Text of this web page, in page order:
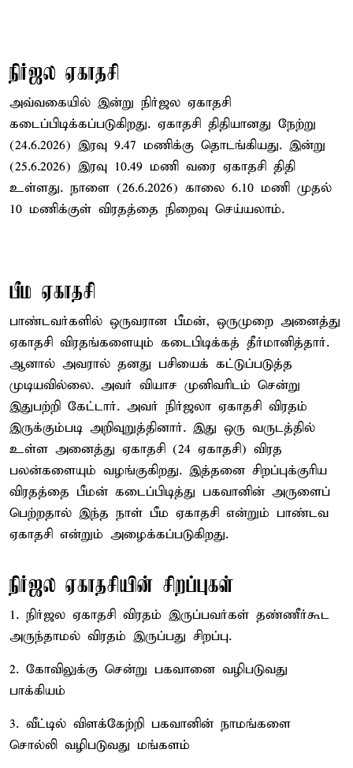
நிர்ஜல ஏகாதசி
அவ்வகையில் இன்று நிர்ஜல ஏகாதசி
கடைப்பிடிக்கப்படுகிறது. ஏகாதசி திதியானது நேற்று
(24.6.2026) இரவு 9.47 மணிக்கு தொடங்கியது. இன்று
(25.6.2026) இரவு 10.49 மணி வரை ஏகாதசி திதி
உள்ளது. நாளை (26.6.2026) காலை 6.10 மணி முதல்
10 மணிக்குள் விரதத்தை நிறைவு செய்யலாம்.
பீம ஏகாதசி
பாண்டவர்களில் ஒருவரான பீமன், ஒருமுறை அனைத்து
ஏகாதசி விரதங்களையும் கடைபிடிக்கத் தீர்மானித்தார்.
ஆனால் அவரால் தனது பசியைக் கட்டுப்படுத்த
முடியவில்லை. அவர் வியாச முனிவரிடம் சென்று
இதுபற்றி கேட்டார். அவர் நிர்ஜலா ஏகாதசி விரதம்
இருக்கும்படி அறிவுறுத்தினார். இது ஒரு வருடத்தில்
உள்ள அனைத்து ஏகாதசி (24 ஏகாதசி) விரத
பலன்களையும் வழங்குகிறது. இத்தனை சிறப்புக்குரிய
விரதத்தை பீமன் கடைப்பிடித்து பகவானின் அருளைப்
பெற்றதால் இந்த நாள் பீம ஏகாதசி என்றும் பாண்டவ
ஏகாதசி என்றும் அழைக்கப்படுகிறது.
நிர்ஜல ஏகாதசியின் சிறப்புகள்
1. நிர்ஜல ஏகாதசி விரதம் இருப்பவர்கள் தண்ணீர்கூட
அருந்தாமல் விரதம் இருப்பது சிறப்பு.
2. கோவிலுக்கு சென்று பகவானை வழிபடுவது
பாக்கியம்
3. வீட்டில் விளக்கேற்றி பகவானின் நாமங்களை
சொல்லி வழிபடுவது மங்களம்